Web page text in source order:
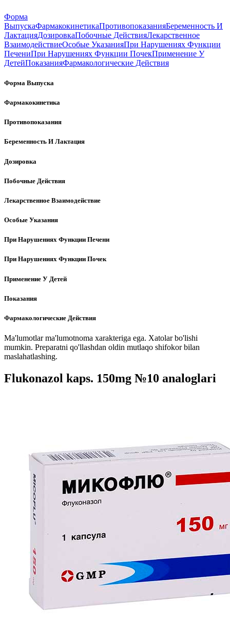
Форма
ВыпускаФармакокинетикаПротивопоказанияБеременность И
ЛактацияДозировкаПобочные ДействияЛекарственное
ВзаимодействиеОсобые УказанияПри Нарушениях Функции
ПечениПри Нарушениях Функции ПочекПрименение У
ДетейПоказанияФармакологические Действия
Форма Выпуска
Фармакокинетика
Противопоказания
Беременность И Лактация
Дозировка
Побочные Действия
Лекарственное Взаимодействие
Особые Указания
При Нарушениях Функции Печени
При Нарушениях Функции Почек
Применение У Детей
Показания
Фармакологические Действия
Ma'lumotlar ma'lumotnoma xarakteriga ega. Xatolar bo'lishi
mumkin. Preparatni qo'llashdan oldin mutlaqo shifokor bilan
maslahatlashing.
Flukonazol kaps. 150mg №10 analoglari